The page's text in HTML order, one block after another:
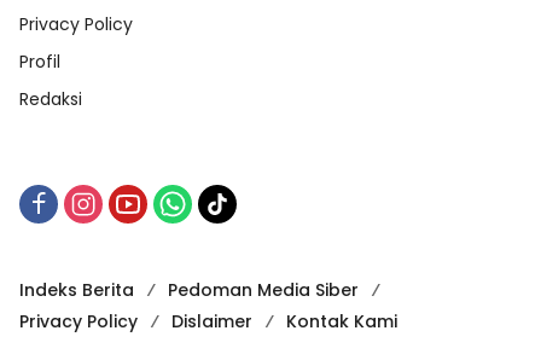
Privacy Policy
Profil
Redaksi
Indeks Berita
Pedoman Media Siber
Privacy Policy
Dislaimer
Kontak Kami